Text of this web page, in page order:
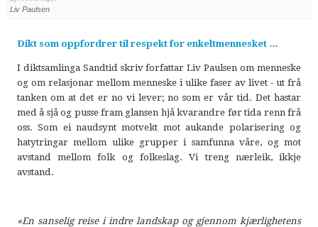
Liv Paulsen
Dikt som oppfordrer til respekt for enkeltmennesket …
I diktsamlinga Sandtid skriv forfattar Liv Paulsen om menneske
og om relasjonar mellom menneske i ulike faser av livet - ut frå
tanken om at det er no vi lever; no som er vår tid. Det hastar
med å sjå og pusse fram glansen hjå kvarandre før tida renn frå
oss. Som ei naudsynt motvekt mot aukande polarisering og
hatytringar mellom ulike grupper i samfunna våre, og mot
avstand mellom folk og folkeslag. Vi treng nærleik, ikkje
avstand.
«En sanselig reise i indre landskap og gjennom kjærlighetens